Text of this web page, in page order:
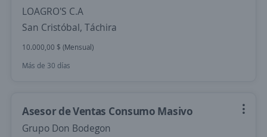
LOAGRO'S C.A
San Cristóbal, Táchira
10.000,00 $ (Mensual)
Más de 30 días
Asesor de Ventas Consumo Masivo
Grupo Don Bodegon